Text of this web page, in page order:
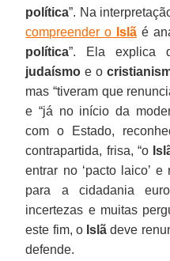
política”. Na
compreender o Islãé
política”. Ela explica
judaísmo e o
mas “tiveram que
e “já no início da
com o Estado,
contrapartida, frisa, “o
entrar no ‘pacto laico’
para a cidadania
incertezas e muitas
este fim, o Islã deve
defende.